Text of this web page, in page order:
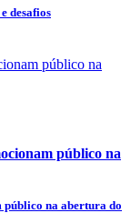
desafios
público na
na abertura do